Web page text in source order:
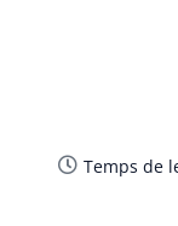
Temps de